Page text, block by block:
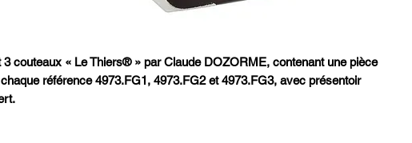
3 couteaux « Le Thiers® » par Claude DOZORME, contenant une pièce
référence 4973.FG1, 4973.FG2 et 4973.FG3, avec présentoir